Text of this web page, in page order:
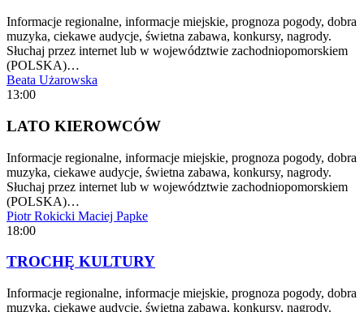
Informacje regionalne, informacje miejskie, prognoza pogody, dobra
muzyka, ciekawe audycje, świetna zabawa, konkursy, nagrody.
Słuchaj przez internet lub w województwie zachodniopomorskiem
(POLSKA)…
Beata Użarowska
13:00
LATO KIEROWCÓW
Informacje regionalne, informacje miejskie, prognoza pogody, dobra
muzyka, ciekawe audycje, świetna zabawa, konkursy, nagrody.
Słuchaj przez internet lub w województwie zachodniopomorskiem
(POLSKA)…
Piotr Rokicki Maciej Papke
18:00
TROCHĘ KULTURY
Informacje regionalne, informacje miejskie, prognoza pogody, dobra
muzyka, ciekawe audycje, świetna zabawa, konkursy, nagrody.